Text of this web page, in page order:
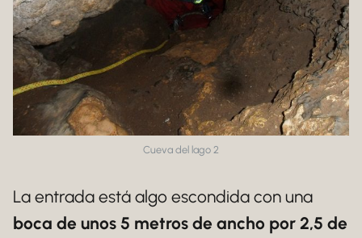
Cueva del lago 2
La entrada está algo escondida con una
boca de unos 5 metros de ancho por 2,5 de